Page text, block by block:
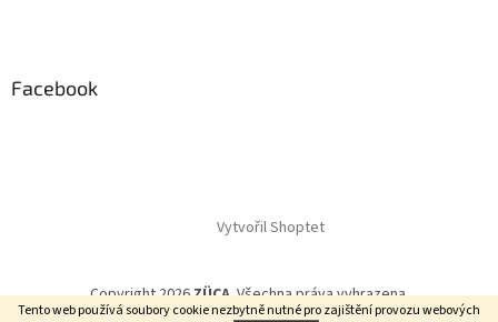
Tento web používá soubory cookienezbytně nutné pro zajištění provozu webových
Facebook
Vytvořil Shoptet
Copyright 2026ZÜCA. Všechna práva vyhrazena.